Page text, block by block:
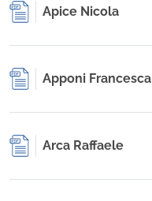
Apice Nicola
Apponi Francesca
Arca Raffaele